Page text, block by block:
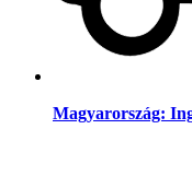
Magyarország: